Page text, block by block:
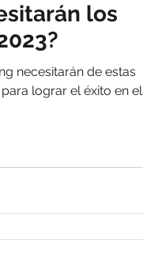
los
necesitarán de estas
lograr el éxito en el